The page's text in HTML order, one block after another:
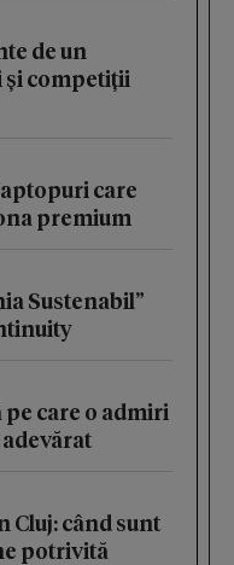
de un
și competiții
care
premium
Sustenabil”
pe care o admiri
Cluj: când sunt
potrivită